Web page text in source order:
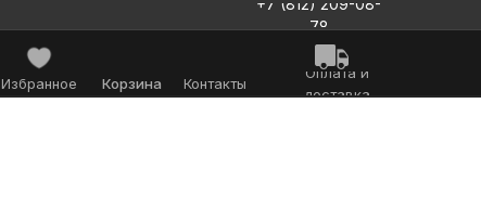
+7 (812) 209-08-
78
Оплата и
доставка
Контакты
Избранное Корзина